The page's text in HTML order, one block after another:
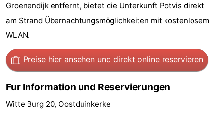
Nieuwpoort
-
Oostduinkerke
zee
-
Zimmer
Groenendijk entfernt, bietet die Unterkunft Potvis direkt
am Strand Übernachtungsmöglichkeiten mit kostenlosem
WLAN.
Preise hier ansehen und direkt online reservieren
Fur Information und Reservierungen
Witte Burg 20, Oostduinkerke